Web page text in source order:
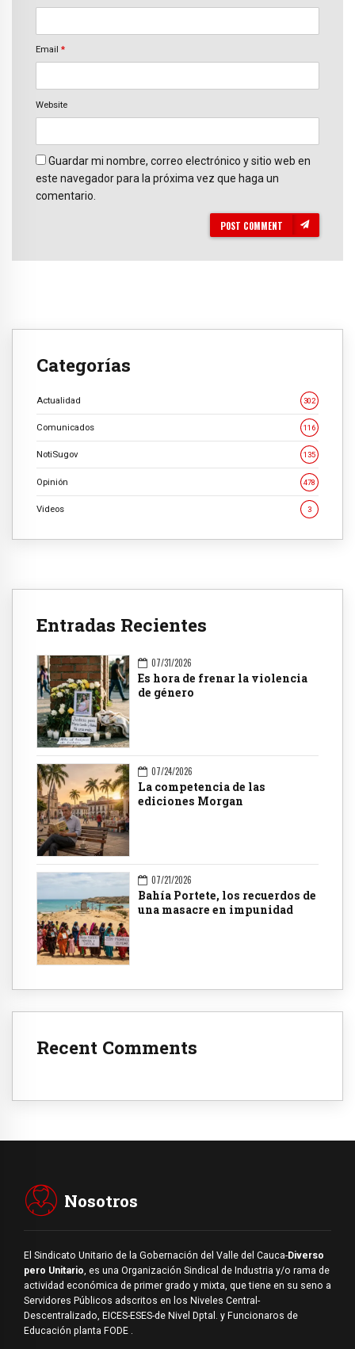
Email *
Website
Guardar mi nombre, correo electrónico y sitio web en
este navegador para la próxima vez que haga un
comentario.
POST COMMENT
Categorías
Actualidad 302
Comunicados 116
NotiSugov 135
Opinión 478
Videos 3
Entradas Recientes
07/31/2026
Es hora de frenar la violencia
de género
07/24/2026
La competencia de las
ediciones Morgan
07/21/2026
Bahía Portete, los recuerdos de
una masacre en impunidad
Recent Comments
Nosotros
El Sindicato Unitario de la Gobernación del Valle del Cauca-Diverso
pero Unitario, es una Organización Sindical de Industria y/o rama de
actividad económica de primer grado y mixta, que tiene en su seno a
Servidores Públicos adscritos en los Niveles Central-
Descentralizado, EICES-ESES-de Nivel Dptal. y Funcionaros de
Educación planta FODE .